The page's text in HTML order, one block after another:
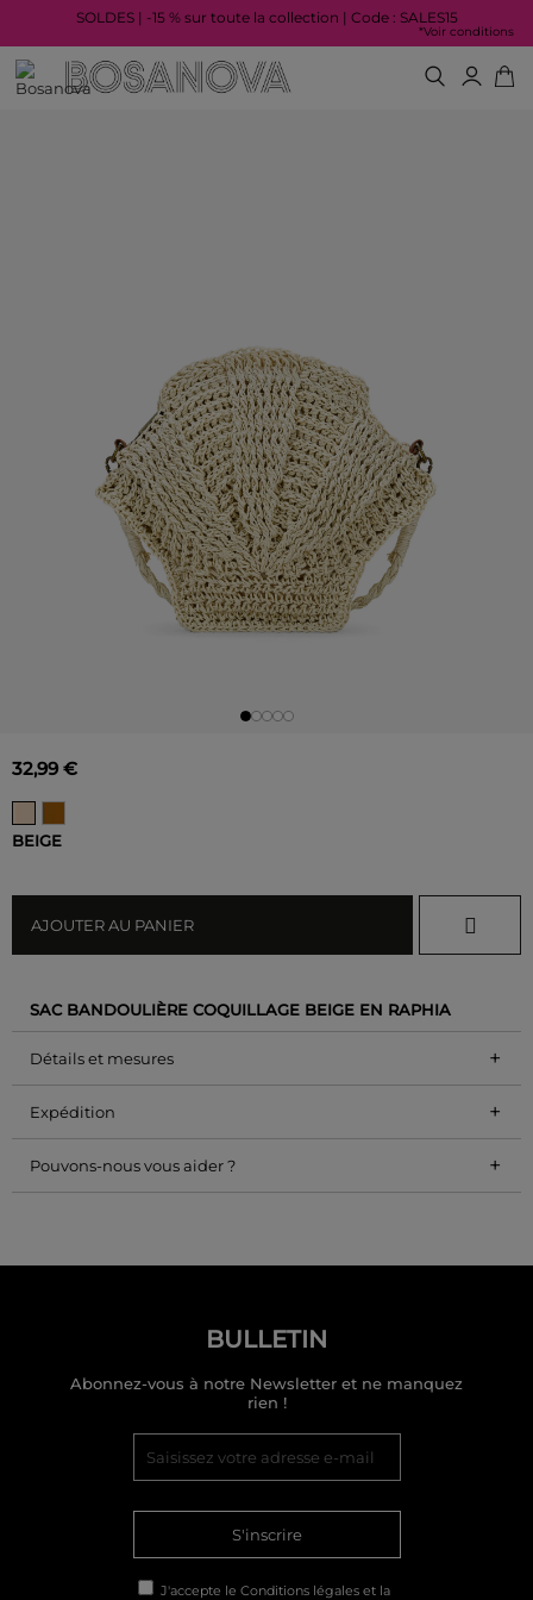
SOLDES | -15 % sur toute la collection | Code : SALES15
*Voir conditions
32,99 €
BEIGE
AJOUTER AU PANIER
SAC BANDOULIÈRE COQUILLAGE BEIGE EN RAPHIA
Détails et mesures +
Expédition +
Pouvons-nous vous aider ? +
BULLETIN
Abonnez-vous à notre Newsletter et ne manquez
rien !
S'inscrire
J'accepte le Conditions légales et la